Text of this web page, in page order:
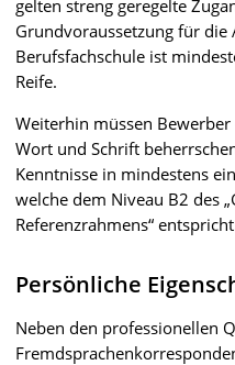
gelten streng geregelte
Grundvoraussetzung für die
Berufsfachschule ist
Reife.
Weiterhin müssen
Wort und Schrift
Kenntnisse in mindestens
welche dem Niveau B2 des
Referenzrahmens“
Persönliche
Neben den professionellen